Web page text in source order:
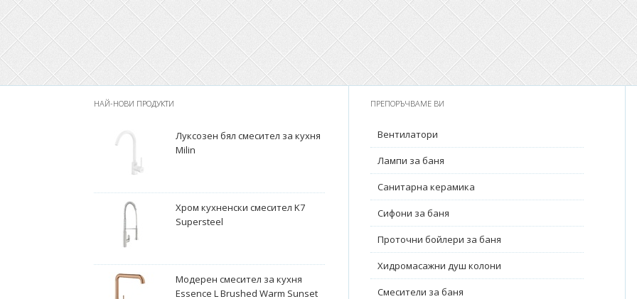
НАЙ-НОВИ ПРОДУКТИ
Луксозен бял смесител за кухня
Milin
Хром кухненски смесител K7
Supersteel
Модерен смесител за кухня
Essence L Brushed Warm Sunset
ПРЕПОРЪЧВАМЕ ВИ
Вентилатори
Лампи за баня
Санитарна керамика
Сифони за баня
Проточни бойлери за баня
Хидромасажни душ колони
Смесители за баня